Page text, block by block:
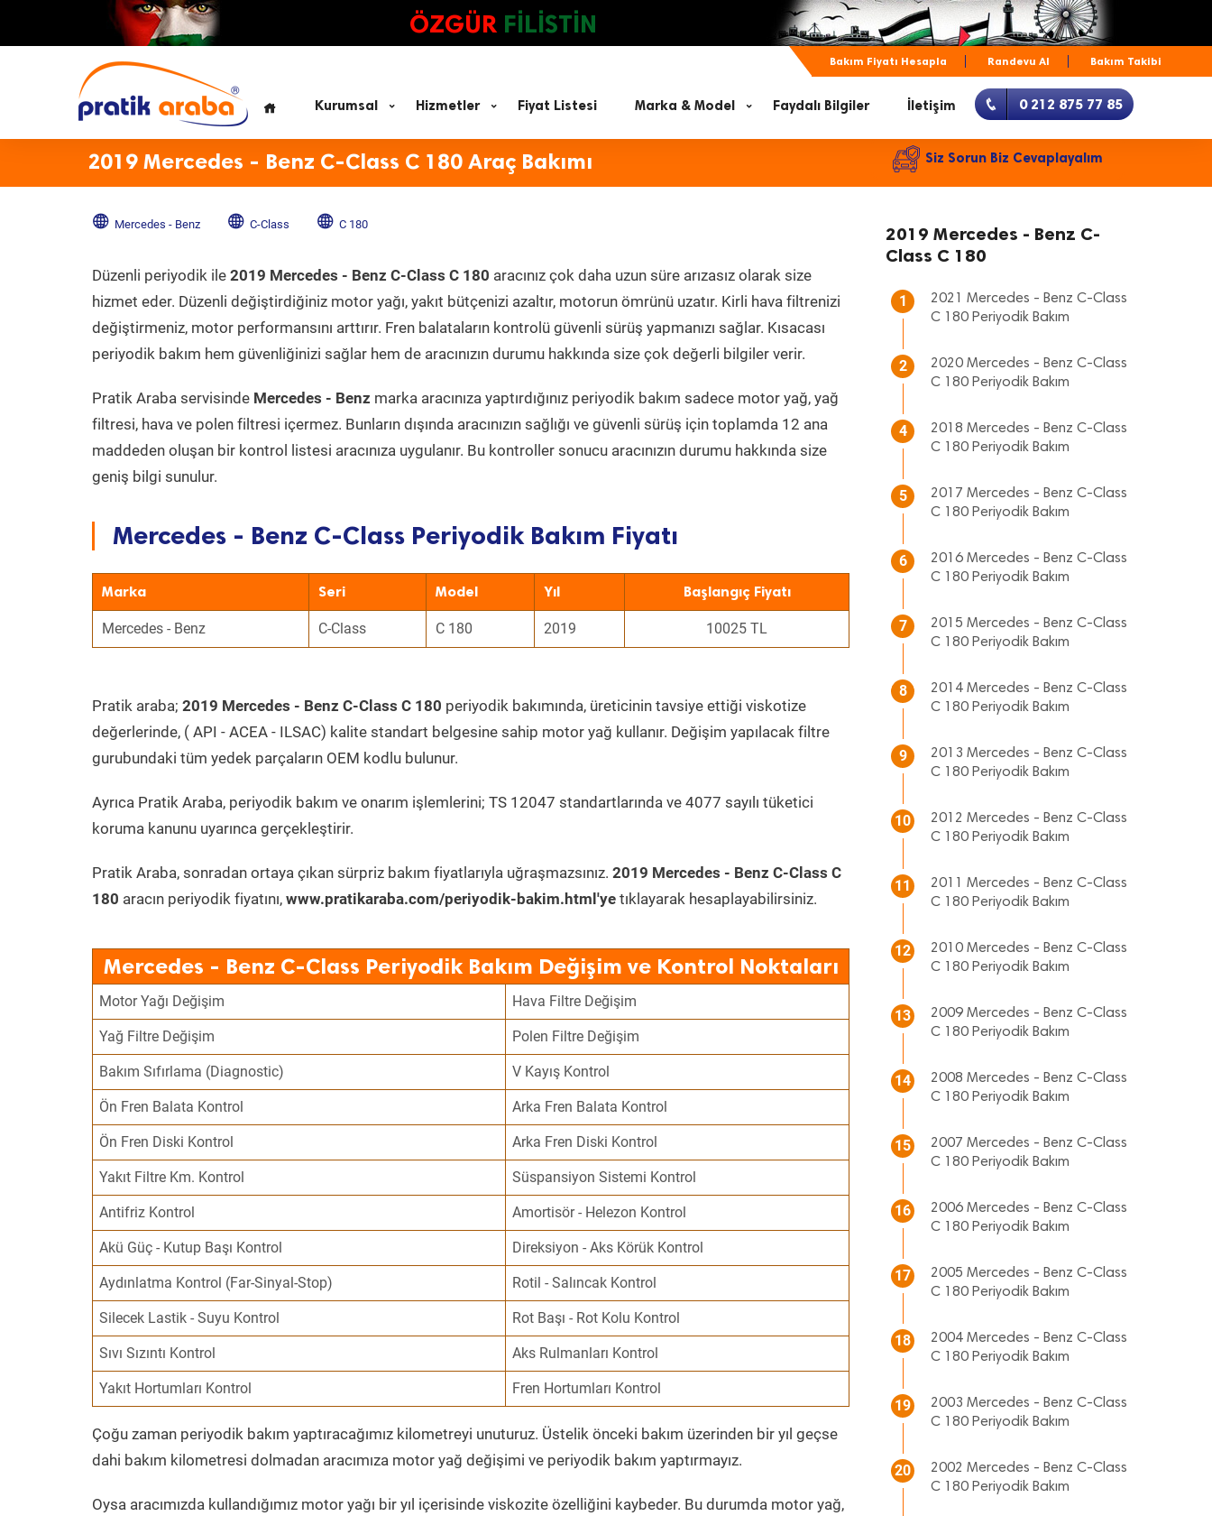
ÖZGÜR FİLİSTİN
Bakım Fiyatı Hesapla Randevu Al Bakım Takibi
Kurumsal Hizmetler Fiyat Listesi Marka & Model Faydalı Bilgiler İletişim 0 212 875 77 85
2019 Mercedes - Benz C-Class C 180 Araç Bakımı Siz Sorun Biz Cevaplayalım
Mercedes - Benz C-Class C 180
Düzenli periyodik ile 2019 Mercedes - Benz C-Class C 180 aracınız çok daha uzun süre arızasız olarak size
hizmet eder. Düzenli değiştirdiğiniz motor yağı, yakıt bütçenizi azaltır, motorun ömrünü uzatır. Kirli hava filtrenizi
değiştirmeniz, motor performansını arttırır. Fren balataların kontrolü güvenli sürüş yapmanızı sağlar. Kısacası
periyodik bakım hem güvenliğinizi sağlar hem de aracınızın durumu hakkında size çok değerli bilgiler verir.
Pratik Araba servisinde Mercedes - Benz marka aracınıza yaptırdığınız periyodik bakım sadece motor yağ, yağ
filtresi, hava ve polen filtresi içermez. Bunların dışında aracınızın sağlığı ve güvenli sürüş için toplamda 12 ana
maddeden oluşan bir kontrol listesi aracınıza uygulanır. Bu kontroller sonucu aracınızın durumu hakkında size
geniş bilgi sunulur.
Mercedes - Benz C-Class Periyodik Bakım Fiyatı
Marka Seri Model Yıl Başlangıç Fiyatı
Mercedes - Benz C-Class C 180 2019 10025 TL
Pratik araba; 2019 Mercedes - Benz C-Class C 180 periyodik bakımında, üreticinin tavsiye ettiği viskotize
değerlerinde, ( API - ACEA - ILSAC) kalite standart belgesine sahip motor yağ kullanır. Değişim yapılacak filtre
gurubundaki tüm yedek parçaların OEM kodlu bulunur.
Ayrıca Pratik Araba, periyodik bakım ve onarım işlemlerini; TS 12047 standartlarında ve 4077 sayılı tüketici
koruma kanunu uyarınca gerçekleştirir.
Pratik Araba, sonradan ortaya çıkan sürpriz bakım fiyatlarıyla uğraşmazsınız. 2019 Mercedes - Benz C-Class C
180 aracın periyodik fiyatını, www.pratikaraba.com/periyodik-bakim.html'ye tıklayarak hesaplayabilirsiniz.
Mercedes - Benz C-Class Periyodik Bakım Değişim ve Kontrol Noktaları
Motor Yağı Değişim Hava Filtre Değişim
Yağ Filtre Değişim Polen Filtre Değişim
Bakım Sıfırlama (Diagnostic) V Kayış Kontrol
Ön Fren Balata Kontrol Arka Fren Balata Kontrol
Ön Fren Diski Kontrol Arka Fren Diski Kontrol
Yakıt Filtre Km. Kontrol Süspansiyon Sistemi Kontrol
Antifriz Kontrol Amortisör - Helezon Kontrol
Akü Güç - Kutup Başı Kontrol Direksiyon - Aks Körük Kontrol
Aydınlatma Kontrol (Far-Sinyal-Stop) Rotil - Salıncak Kontrol
Silecek Lastik - Suyu Kontrol Rot Başı - Rot Kolu Kontrol
Sıvı Sızıntı Kontrol Aks Rulmanları Kontrol
Yakıt Hortumları Kontrol Fren Hortumları Kontrol
Çoğu zaman periyodik bakım yaptıracağımız kilometreyi unuturuz. Üstelik önceki bakım üzerinden bir yıl geçse
dahi bakım kilometresi dolmadan aracımıza motor yağ değişimi ve periyodik bakım yaptırmayız.
Oysa aracımızda kullandığımız motor yağı bir yıl içerisinde viskozite özelliğini kaybeder. Bu durumda motor yağ,
2019 Mercedes - Benz C-
Class C 180
1
2021 Mercedes - Benz C-Class
C 180 Periyodik Bakım
2
2020 Mercedes - Benz C-Class
C 180 Periyodik Bakım
4
2018 Mercedes - Benz C-Class
C 180 Periyodik Bakım
5
2017 Mercedes - Benz C-Class
C 180 Periyodik Bakım
6
2016 Mercedes - Benz C-Class
C 180 Periyodik Bakım
7
2015 Mercedes - Benz C-Class
C 180 Periyodik Bakım
8
2014 Mercedes - Benz C-Class
C 180 Periyodik Bakım
9
2013 Mercedes - Benz C-Class
C 180 Periyodik Bakım
10
2012 Mercedes - Benz C-Class
C 180 Periyodik Bakım
11
2011 Mercedes - Benz C-Class
C 180 Periyodik Bakım
12
2010 Mercedes - Benz C-Class
C 180 Periyodik Bakım
13
2009 Mercedes - Benz C-Class
C 180 Periyodik Bakım
14
2008 Mercedes - Benz C-Class
C 180 Periyodik Bakım
15
2007 Mercedes - Benz C-Class
C 180 Periyodik Bakım
16
2006 Mercedes - Benz C-Class
C 180 Periyodik Bakım
17
2005 Mercedes - Benz C-Class
C 180 Periyodik Bakım
18
2004 Mercedes - Benz C-Class
C 180 Periyodik Bakım
19
2003 Mercedes - Benz C-Class
C 180 Periyodik Bakım
20
2002 Mercedes - Benz C-Class
C 180 Periyodik Bakım